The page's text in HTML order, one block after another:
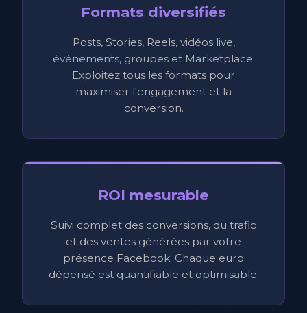
Formats diversifiés
Posts, Stories, Reels, vidéos live,
événements, groupes et Marketplace.
Exploitez tous les formats pour
maximiser l'engagement et la
conversion.
ROI mesurable
Suivi complet des conversions, du trafic
et des ventes générées par votre
présence Facebook. Chaque euro
dépensé est quantifiable et optimisable.